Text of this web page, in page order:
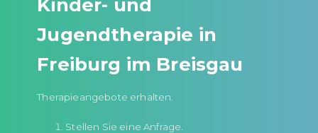
Kinder- und
Jugendtherapie in
Freiburg im Breisgau
Therapieangebote erhalten.
Stellen Sie eine Anfrage.